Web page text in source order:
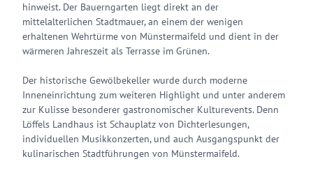
hinweist. Der Bauerngarten liegt direkt an der
mittelalterlichen Stadtmauer, an einem der wenigen
erhaltenen Wehrtürme von Münstermaifeld und dient in der
wärmeren Jahreszeit als Terrasse im Grünen.
Der historische Gewölbekeller wurde durch moderne
Inneneinrichtung zum weiteren Highlight und unter anderem
zur Kulisse besonderer gastronomischer Kulturevents. Denn
Löffels Landhaus ist Schauplatz von Dichterlesungen,
individuellen Musikkonzerten, und auch Ausgangspunkt der
kulinarischen Stadtführungen von Münstermaifeld.